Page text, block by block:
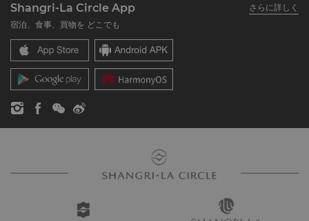
よくあるお問合せや質問
SLCに関するお問い合わせ
シャングリ・ラ ブランド
シャングリ・ラ センター
レジデンス
お問い合わせ
採用情報
企業の社会的責任
ニュース
Shangri-La Circle App
さらに詳しく
宿泊、食事、買物を どこでも